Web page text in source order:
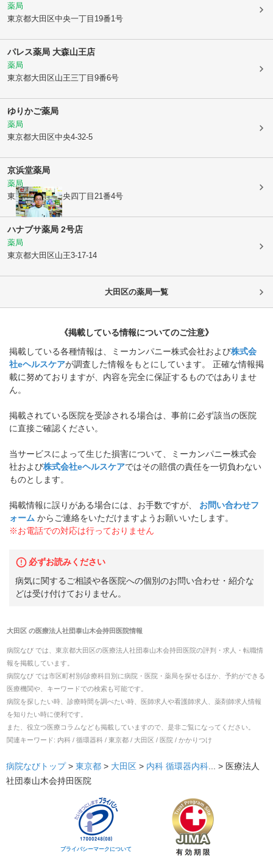
薬局
東京都大田区中央一丁目19番1号
パレス薬局 大森山王店
薬局
東京都大田区山王三丁目9番6号
ゆりかご薬局
薬局
東京都大田区中央4-32-5
京浜堂薬局
薬局
東京都大田区中央四丁目21番4号
ハナブサ薬局 2号店
薬局
東京都大田区山王3-17-14
大田区の薬局一覧
《掲載している情報についてのご注意》
掲載している各種情報は、ミーカンパニー株式会社および株式会
社eヘルスケアが調査した情報をもとにしています。 正確な情報掲
載に努めておりますが、内容を完全に保証するものではありませ
ん。
掲載されている医院を受診される場合は、事前に必ず該当の医院
に直接ご確認ください。
当サービスによって生じた損害について、ミーカンパニー株式会
社および株式会社eヘルスケアではその賠償の責任を一切負わない
ものとします。
掲載情報に誤りがある場合には、お手数ですが、
お問い合わせフ
ォーム からご連絡をいただけますようお願いいたします。
※お電話での対応は行っておりません
必ずお読みください
病気に関するご相談や各医院への個別のお問い合わせ・紹介な
どは受け付けておりません。
大田区 の医療法人社団泰山木会持田医院情報
病院なび では、 東京都大田区の医療法人社団泰山木会持田医院の評判・求人・転職情
報を掲載しています。
病院なび では市区町村別/診療科目別に病院・医院・薬局を探せるほか、予約ができる
医療機関や、キーワードでの検索も可能です。
病院を探したい時、診療時間を調べたい時、医師求人や看護師求人、薬剤師求人情報
を知りたい時に便利です。
また、役立つ医療コラムなども掲載していますので、是非ご覧になってください。
関連キーワード: 内科 / 循環器科 / 東京都 / 大田区 / 医院 / かかりつけ
病院なびトップ > 東京都 > 大田区 > 内科 循環器内科 ... > 医療法人
社団泰山木会持田医院
プライバシーマークについて